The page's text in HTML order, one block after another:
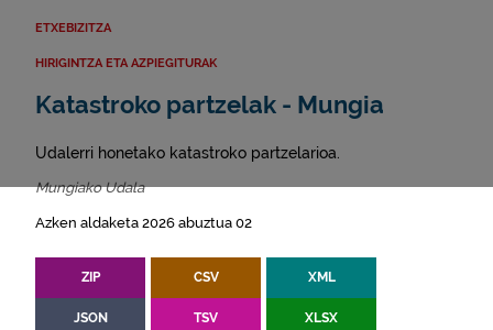
ETXEBIZITZA
HIRIGINTZA ETA AZPIEGITURAK
Katastroko partzelak - Mungia
Udalerri honetako katastroko partzelarioa.
Mungiako Udala
Azken aldaketa 2026 abuztua 02
ZIP CSV XML
JSON TSV XLSX